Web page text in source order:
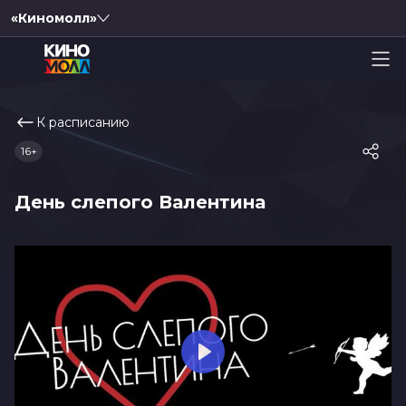
«Киномолл»
К расписанию
День слепого Валентина
16+
Play